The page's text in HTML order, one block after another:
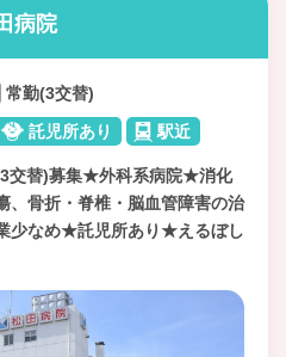
病院
常勤(3交替)
託児所あり 駅近
交替)募集★外科系病院★消化
、骨折・脊椎・脳血管障害の治
少なめ★託児所あり★えるぼし